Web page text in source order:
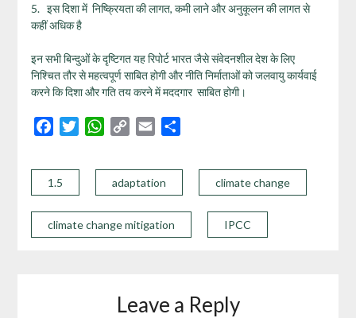
5. इस दिशा में निष्क्रियता की लागत, कमी लाने और अनुकूलन की लागत से
कहीं अधिक है
इन सभी बिन्दुओं के दृष्टिगत यह रिपोर्ट भारत जैसे संवेदनशील देश के लिए
निश्चित तौर से महत्वपूर्ण साबित होगी और नीति निर्माताओं को जलवायु कार्यवाई
करने कि दिशा और गति तय करने में मददगार साबित होगी।
FacebookTwitterWhatsApp
Copy
Email
1.5 adaptation climate change
climate change mitigation IPCC
Leave a Reply